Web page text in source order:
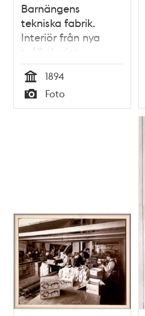
Barnängens
tekniska fabrik.
Interiör från nya
tvålkokeriet.
Bondegatan 61-63
Tid
1894
Typ
Foto